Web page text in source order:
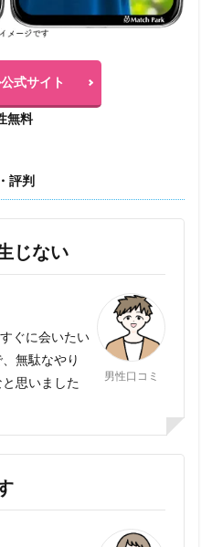
式サイト
無料
評判
じない
男性口コミ
ぐに会いたい
無駄なやり
思いました